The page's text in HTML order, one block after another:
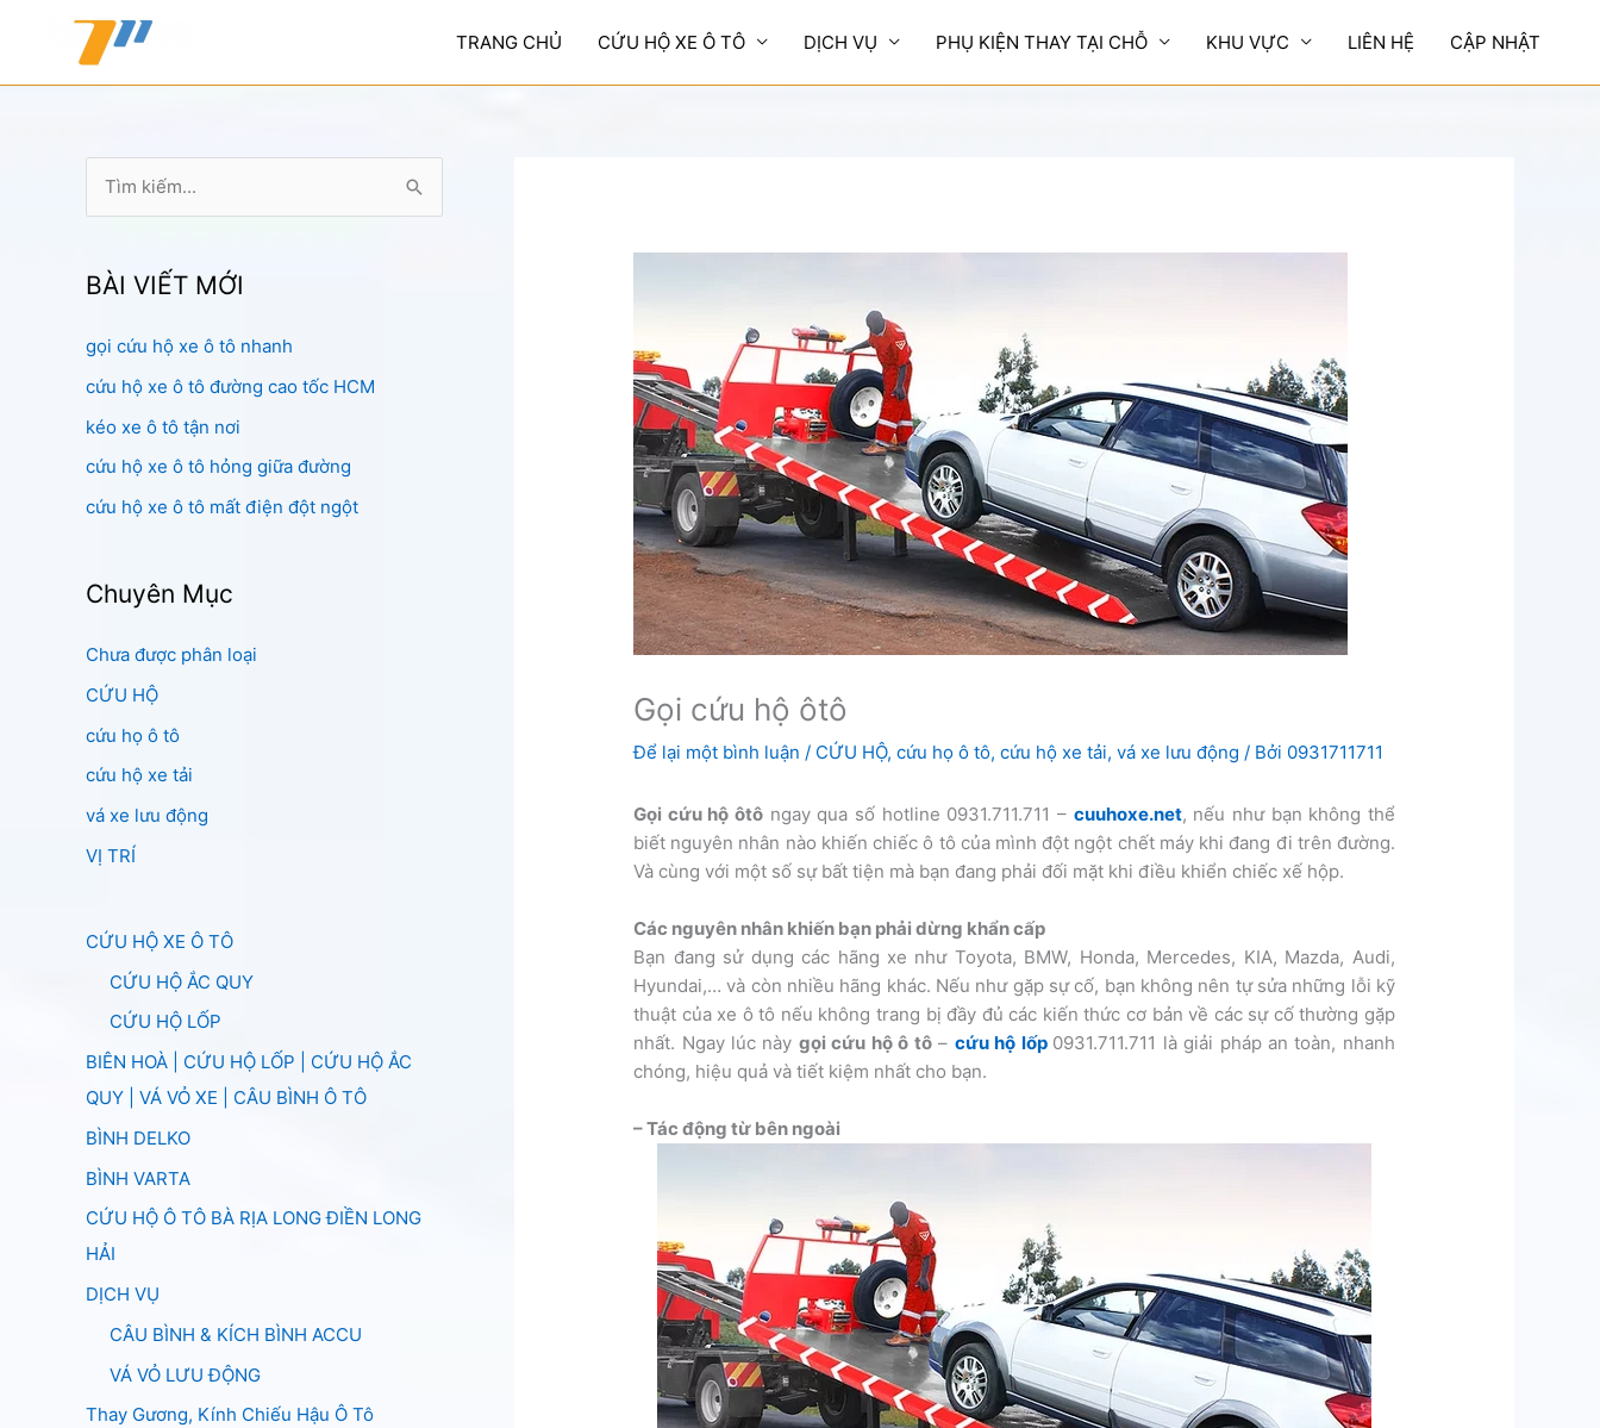
TRANG CHỦ CỨU HỘ XE Ô TÔ DỊCH VỤ PHỤ KIỆN THAY TẠI CHỖ KHU VỰC LIÊN HỆ CẬP NHẬT
k
ế
m
:
BÀI VIẾT MỚI
gọi cứu hộ xe ô tô nhanh
cứu hộ xe ô tô đường cao tốc HCM
kéo xe ô tô tận nơi
cứu hộ xe ô tô hỏng giữa đường
cứu hộ xe ô tô mất điện đột ngột
Chuyên Mục
Chưa được phân loại
CỨU HỘ
cứu họ ô tô
cứu hộ xe tải
vá xe lưu động
VỊ TRÍ
CỨU HỘ XE Ô TÔ
CỨU HỘ ẮC QUY
CỨU HỘ LỐP
BIÊN HOÀ | CỨU HỘ LỐP | CỨU HỘ ẮC
QUY | VÁ VỎ XE | CÂU BÌNH Ô TÔ
BÌNH DELKO
BÌNH VARTA
CỨU HỘ Ô TÔ BÀ RỊA LONG ĐIỀN LONG
HẢI
DỊCH VỤ
CÂU BÌNH & KÍCH BÌNH ACCU
VÁ VỎ LƯU ĐỘNG
Thay Gương, Kính Chiếu Hậu Ô Tô
Gọi cứu hộ ôtô
Để lại một bình luận / CỨU HỘ,cứu họ ô tô,cứu hộ xe tải,vá xe lưu động / Bởi 0931711711
Gọi cứu hộ ôtô ngay qua số hotline 0931.711.711 – cuuhoxe.net, nếu như bạn không thể
biết nguyên nhân nào khiến chiếc ô tô của mình đột ngột chết máy khi đang đi trên đường.
Và cùng với một số sự bất tiện mà bạn đang phải đối mặt khi điều khiển chiếc xế hộp.
Các nguyên nhân khiến bạn phải dừng khẩn cấp
Bạn đang sử dụng các hãng xe như Toyota, BMW, Honda, Mercedes, KIA, Mazda, Audi,
Hyundai,… và còn nhiều hãng khác. Nếu như gặp sự cố, bạn không nên tự sửa những lỗi kỹ
thuật của xe ô tô nếu không trang bị đầy đủ các kiến thức cơ bản về các sự cố thường gặp
nhất. Ngay lúc này gọi cứu hộ ô tô– cứu hộ lốp 0931.711.711 là giải pháp an toàn, nhanh
chóng, hiệu quả và tiết kiệm nhất cho bạn.
– Tác động từ bên ngoài